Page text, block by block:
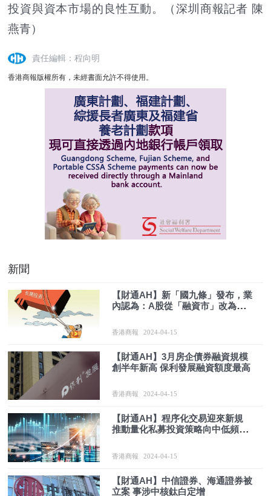
投資與資本市場的良性互動。
（深圳商報記者 陳
燕青）
責任編輯：程向明
香港商報版權所有，未經書面允許不得使用。
新聞
【財通AH】新「國九條」發布，業
內認為：A股從「融資市」改為
香港商報 2024-04-15
【財通AH】3月房企債券融資規模
創半年新高 保利發展融資額度最高
香港商報 2024-04-15
【財通AH】程序化交易迎來新規
推動量化私募投資策略向中低頻操
香港商報 2024-04-15
【財通AH】中信證券、海通證券被
立案 事涉中核鈦白定增